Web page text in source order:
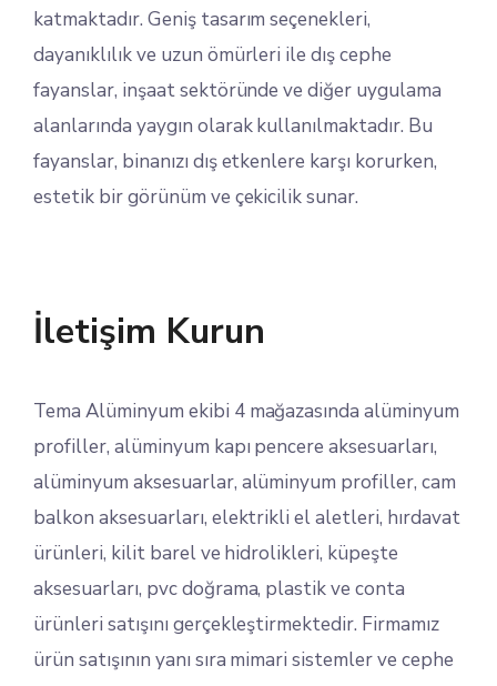
katmaktadır. Geniş tasarım seçenekleri,
dayanıklılık ve uzun ömürleri ile dış cephe
fayanslar, inşaat sektöründe ve diğer uygulama
alanlarında yaygın olarak kullanılmaktadır. Bu
fayanslar, binanızı dış etkenlere karşı korurken,
estetik bir görünüm ve çekicilik sunar.
İletişim Kurun
Tema Alüminyum ekibi 4 mağazasında alüminyum
profiller, alüminyum kapı pencere aksesuarları,
alüminyum aksesuarlar, alüminyum profiller, cam
balkon aksesuarları, elektrikli el aletleri, hırdavat
ürünleri, kilit barel ve hidrolikleri, küpeşte
aksesuarları, pvc doğrama, plastik ve conta
ürünleri satışını gerçekleştirmektedir. Firmamız
ürün satışının yanı sıra mimari sistemler ve cephe